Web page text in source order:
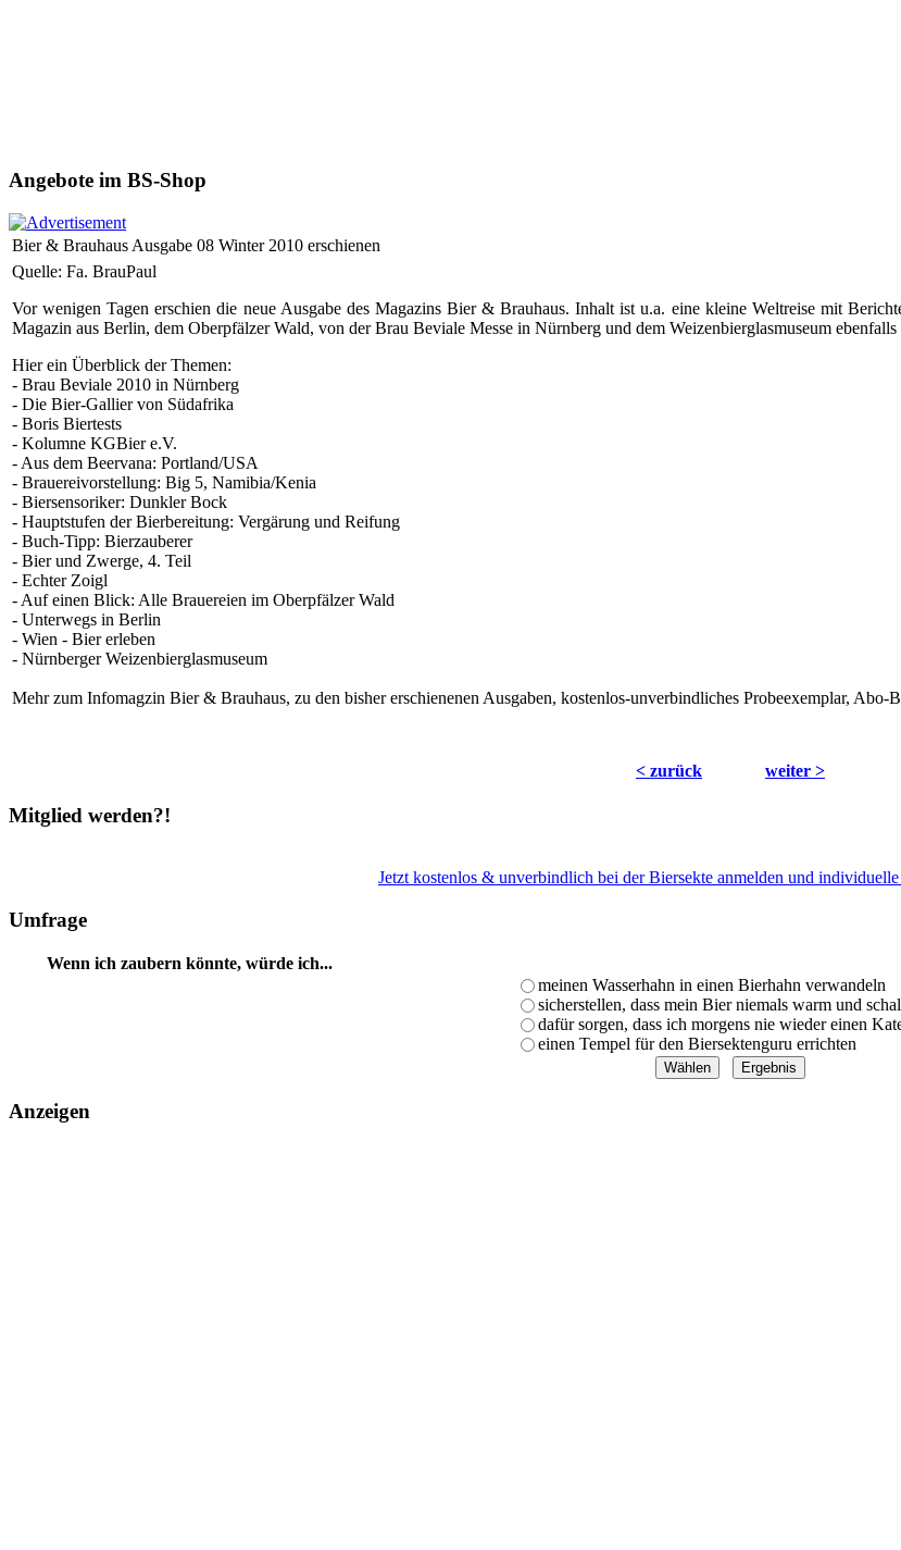
Angebote im BS-Shop
Bier & Brauhaus Ausgabe 08 Winter 2010 erschienen
Quelle: Fa. BrauPaul
Vor wenigen Tagen erschien die neue Ausgabe des Magazins Bier & Brauhaus. Inhalt ist u.a. eine kleine Weltreise mit
Magazin aus Berlin, dem Oberpfälzer Wald, von der Brau Beviale Messe in Nürnberg und dem Weizenbierglasmuseum ebenfalls
Hier ein Überblick der Themen:
- Brau Beviale 2010 in Nürnberg
- Die Bier-Gallier von Südafrika
- Boris Biertests
- Kolumne KGBier e.V.
- Aus dem Beervana: Portland/USA
- Brauereivorstellung: Big 5, Namibia/Kenia
- Biersensoriker: Dunkler Bock
- Hauptstufen der Bierbereitung: Vergärung und Reifung
- Buch-Tipp: Bierzauberer
- Bier und Zwerge, 4. Teil
- Echter Zoigl
- Auf einen Blick: Alle Brauereien im Oberpfälzer Wald
- Unterwegs in Berlin
- Wien - Bier erleben
- Nürnberger Weizenbierglasmuseum
Mehr zum Infomagzin Bier & Brauhaus, zu den bisher erschienenen Ausgaben, kostenlos-unverbindliches Probeexemplar,
< zurück weiter >
Mitglied werden?!
Jetzt kostenlos & unverbindlich bei der Biersekte anmelden und
Umfrage
Wenn ich zaubern könnte, würde ich...
meinen Wasserhahn in einen Bierhahn verwandeln
sicherstellen, dass mein Bier niemals warm und
dafür sorgen, dass ich morgens nie wieder einen
einen Tempel für den Biersektenguru errichten
Anzeigen